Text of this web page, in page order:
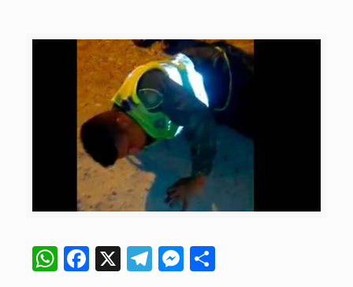
WhatsApp
Facebook
X Telegram
Messenger